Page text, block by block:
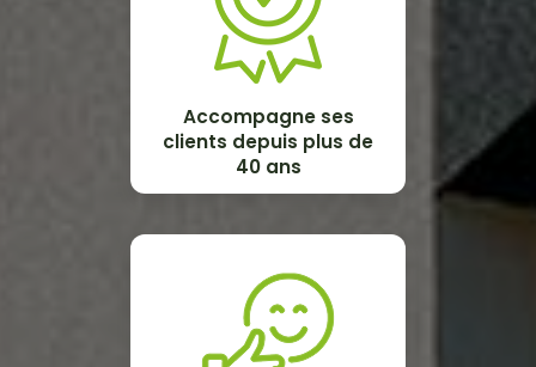
Accompagne ses
clients depuis plus de
40 ans